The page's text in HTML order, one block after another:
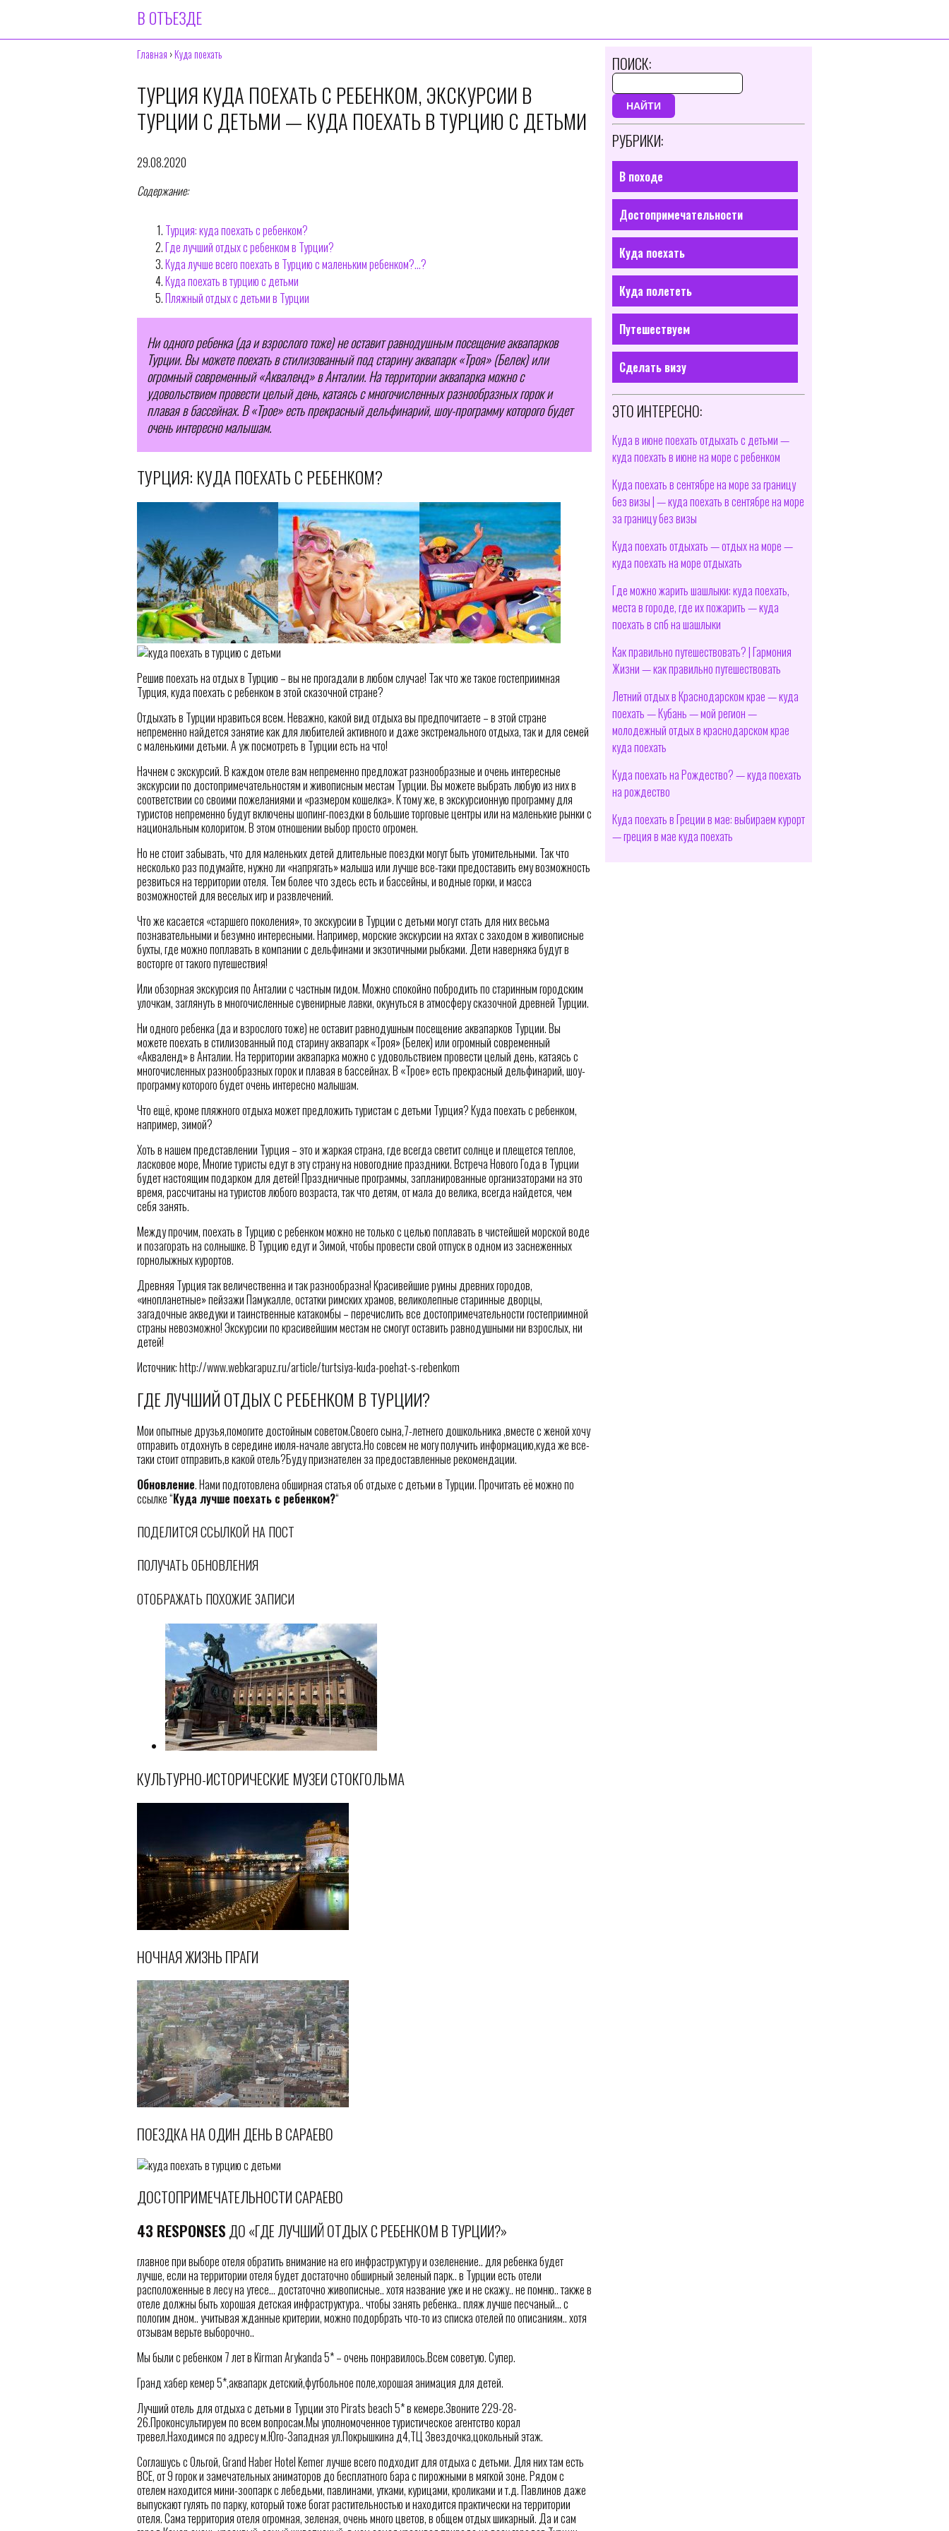
В ОТЪЕЗДЕ
Главная ›Куда поехать
ТУРЦИЯ КУДА ПОЕХАТЬ С РЕБЕНКОМ, ЭКСКУРСИИ В
ТУРЦИИ С ДЕТЬМИ — КУДА ПОЕХАТЬ В ТУРЦИЮ С ДЕТЬМИ
29.08.2020
Содержание:
Турция: куда поехать с ребенком?
Где лучший отдых с ребенком в Турции?
Куда лучше всего поехать в Турцию с маленьким ребенком?…?
Куда поехать в турцию с детьми
Пляжный отдых с детьми в Турции
Ни одного ребенка (да и взрослого тоже) не оставит равнодушным посещение аквапарков
Турции. Вы можете поехать в стилизованный под старину аквапарк «Троя» (Белек) или
огромный современный «Акваленд» в Анталии. На территории аквапарка можно с
удовольствием провести целый день, катаясь с многочисленных разнообразных горок и
плавая в бассейнах. В «Трое» есть прекрасный дельфинарий, шоу-программу которого будет
очень интересно малышам.
ТУРЦИЯ: КУДА ПОЕХАТЬ С РЕБЕНКОМ?
Решив поехать на отдых в Турцию – вы не прогадали в любом случае! Так что же такое гостеприимная
Турция, куда поехать с ребенком в этой сказочной стране?
Отдыхать в Турции нравиться всем. Неважно, какой вид отдыха вы предпочитаете – в этой стране
непременно найдется занятие как для любителей активного и даже экстремального отдыха, так и для семей
с маленькими детьми. А уж посмотреть в Турции есть на что!
Начнем с экскурсий. В каждом отеле вам непременно предложат разнообразные и очень интересные
экскурсии по достопримечательностям и живописным местам Турции. Вы можете выбрать любую из них в
соответствии со своими пожеланиями и «размером кошелка». К тому же, в экскурсионную программу для
туристов непременно будут включены шопинг-поездки в большие торговые центры или на маленькие рынки с
национальным колоритом. В этом отношении выбор просто огромен.
Но не стоит забывать, что для маленьких детей длительные поездки могут быть утомительными. Так что
несколько раз подумайте, нужно ли «напрягать» малыша или лучше все-таки предоставить ему возможность
резвиться на территории отеля. Тем более что здесь есть и бассейны, и водные горки, и масса
возможностей для веселых игр и развлечений.
Что же касается «старшего поколения», то экскурсии в Турции с детьми могут стать для них весьма
познавательными и безумно интересными. Например, морские экскурсии на яхтах с заходом в живописные
бухты, где можно поплавать в компании с дельфинами и экзотичными рыбками. Дети наверняка будут в
восторге от такого путешествия!
Или обзорная экскурсия по Анталии с частным гидом. Можно спокойно побродить по старинным городским
улочкам, заглянуть в многочисленные сувенирные лавки, окунуться в атмосферу сказочной древней Турции.
Ни одного ребенка (да и взрослого тоже) не оставит равнодушным посещение аквапарков Турции. Вы
можете поехать в стилизованный под старину аквапарк «Троя» (Белек) или огромный современный
«Акваленд» в Анталии. На территории аквапарка можно с удовольствием провести целый день, катаясь с
многочисленных разнообразных горок и плавая в бассейнах. В «Трое» есть прекрасный дельфинарий, шоу-
программу которого будет очень интересно малышам.
Что ещё, кроме пляжного отдыха может предложить туристам с детьми Турция? Куда поехать с ребенком,
например, зимой?
Хоть в нашем представлении Турция – это и жаркая страна, где всегда светит солнце и плещется теплое,
ласковое море, Многие туристы едут в эту страну на новогодние праздники. Встреча Нового Года в Турции
будет настоящим подарком для детей! Праздничные программы, запланированные организаторами на это
время, рассчитаны на туристов любого возраста, так что детям, от мала до велика, всегда найдется, чем
себя занять.
Между прочим, поехать в Турцию с ребенком можно не только с целью поплавать в чистейшей морской воде
и позагорать на солнышке. В Турцию едут и Зимой, чтобы провести свой отпуск в одном из заснеженных
горнолыжных курортов.
Древняя Турция так величественна и так разнообразна! Красивейшие руины древних городов,
«инопланетные» пейзажи Памукалле, остатки римских храмов, великолепные старинные дворцы,
загадочные акведуки и таинственные катакомбы – перечислить все достопримечательности гостеприимной
страны невозможно! Экскурсии по красивейшим местам не смогут оставить равнодушными ни взрослых, ни
детей!
Источник: http://www.webkarapuz.ru/article/turtsiya-kuda-poehat-s-rebenkom
ГДЕ ЛУЧШИЙ ОТДЫХ С РЕБЕНКОМ В ТУРЦИИ?
Мои опытные друзья,помогите достойным советом.Своего сына,7-летнего дошкольника ,вместе с женой хочу
отправить отдохнуть в середине июля-начале августа.Но совсем не могу получить информацию,куда же все-
таки стоит отправить,в какой отель?Буду признателен за предоставленные рекомендации.
Обновление. Нами подготовлена обширная статья об отдыхе с детьми в Турции. Прочитать её можно по
ссылке “Куда лучше поехать с ребенком?“
ПОДЕЛИТСЯ ССЫЛКОЙ НА ПОСТ
ПОЛУЧАТЬ ОБНОВЛЕНИЯ
ОТОБРАЖАТЬ ПОХОЖИЕ ЗАПИСИ
КУЛЬТУРНО-ИСТОРИЧЕСКИЕ МУЗЕИ СТОКГОЛЬМА
НОЧНАЯ ЖИЗНЬ ПРАГИ
ПОЕЗДКА НА ОДИН ДЕНЬ В САРАЕВО
ДОСТОПРИМЕЧАТЕЛЬНОСТИ САРАЕВО
43 RESPONSESДО «ГДЕ ЛУЧШИЙ ОТДЫХ С РЕБЕНКОМ В ТУРЦИИ?»
главное при выборе отеля обратить внимание на его инфраструктуру и озеленение.. для ребенка будет
лучше, если на территории отеля будет достаточно обширный зеленый парк.. в Турции есть отели
расположенные в лесу на утесе… достаточно живописные.. хотя название уже и не скажу.. не помню.. также в
отеле должны быть хорошая детская инфраструктура.. чтобы занять ребенка.. пляж лучше песчаный… с
пологим дном.. учитывая жданные критерии, можно подорбрать что-то из списка отелей по описаниям.. хотя
отзывам верьте выборочно..
Мы были с ребенком 7 лет в Kirman Arykanda 5* – очень понравилось.Всем советую. Супер.
Гранд хабер кемер 5*,аквапарк детский,футбольное поле,хорошая анимация для детей.
Лучший отель для отдыха с детьми в Турции это Pirats beach 5* в кемере.Звоните 229-28-
26.Проконсультируем по всем вопросам.Мы уполномоченное туристическое агентство корал
тревел.Находимся по адресу м.Юго-Западная ул.Покрышкина д4,ТЦ Звездочка,цокольный этаж.
Соглашусь с Ольгой, Grand Haber Hotel Kemer лучше всего подходит для отдыха с детьми. Для них там есть
ВСЕ, от 9 горок и замечательных аниматоров до бесплатного бара с пирожными в мягкой зоне. Рядом с
отелем находится мини-зоопарк с лебедьми, павлинами, утками, курицами, кроликами и т.д. Павлинов даже
выпускают гулять по парку, который тоже богат растительностью и находится практически на территории
отеля. Сама территория отеля огромная, зеленая, очень много цветов, в общем отдых шикарный. Да и сам
ПОИСК:
НАЙТИ
РУБРИКИ:
В походе
Достопримечательности
Куда поехать
Куда полететь
Путешествуем
Сделать визу
ЭТО ИНТЕРЕСНО:
Куда в июне поехать отдыхать с детьми —
куда поехать в июне на море с ребенком
Куда поехать в сентябре на море за границу
без визы | — куда поехать в сентябре на море
за границу без визы
Куда поехать отдыхать — отдых на море —
куда поехать на море отдыхать
Где можно жарить шашлыки: куда поехать,
места в городе, где их пожарить — куда
поехать в спб на шашлыки
Как правильно путешествовать? | Гармония
Жизни — как правильно путешествовать
Летний отдых в Краснодарском крае — куда
поехать — Кубань — мой регион —
молодежный отдых в краснодарском крае
куда поехать
Куда поехать на Рождество? — куда поехать
на рождество
Куда поехать в Греции в мае: выбираем курорт
— греция в мае куда поехать